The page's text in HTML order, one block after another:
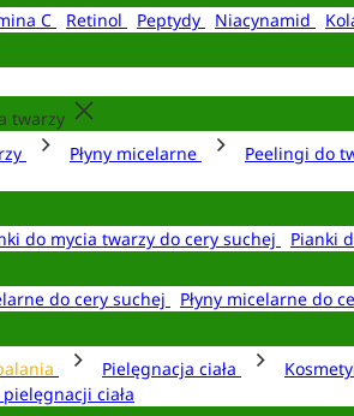
C Retinol Peptydy Niacynamid
twarzy
Płyny micelarne Peelingi do
do mycia twarzy do cery suchej
Pianki
do cery suchej
Płyny micelarne do
Pielęgnacja ciała
ciała